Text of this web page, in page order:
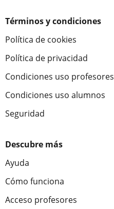
Términos y condiciones
Política de cookies
Política de privacidad
Condiciones uso profesores
Condiciones uso alumnos
Seguridad
Descubre más
Ayuda
Cómo funciona
Acceso profesores